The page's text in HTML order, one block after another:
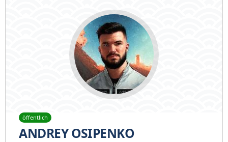
öffentlich
ANDREY OSIPENKO